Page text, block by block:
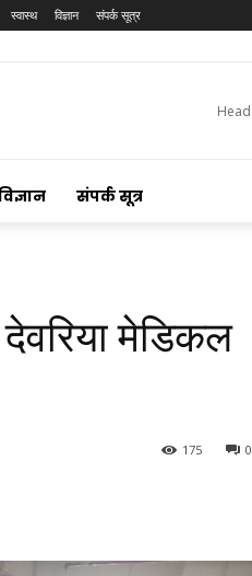
स्वास्थ विज्ञान संपर्क सूत्र
संपर्क सूत्र
मेडिकल
0
175